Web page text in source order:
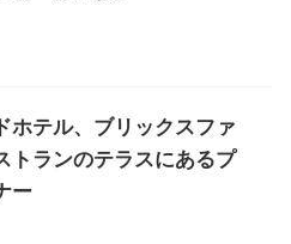
ホテル、ブリックスファ
トランのテラスにあるプ
ー